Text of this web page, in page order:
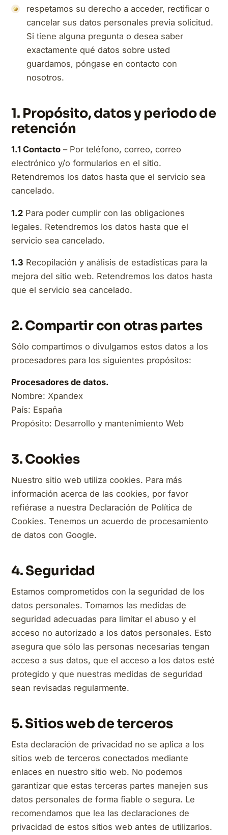
respetamos su derecho a acceder, rectificar o
cancelar sus datos personales previa solicitud.
Si tiene alguna pregunta o desea saber
exactamente qué datos sobre usted
guardamos, póngase en contacto con
nosotros.
1. Propósito, datos y periodo de
retención
1.1 Contacto – Por teléfono, correo, correo
electrónico y/o formularios en el sitio.
Retendremos los datos hasta que el servicio sea
cancelado.
1.2 Para poder cumplir con las obligaciones
legales. Retendremos los datos hasta que el
servicio sea cancelado.
1.3 Recopilación y análisis de estadísticas para la
mejora del sitio web. Retendremos los datos hasta
que el servicio sea cancelado.
2. Compartir con otras partes
Sólo compartimos o divulgamos estos datos a los
procesadores para los siguientes propósitos:
Procesadores de datos.
Nombre: Xpandex
País: España
Propósito: Desarrollo y mantenimiento Web
3. Cookies
Nuestro sitio web utiliza cookies. Para más
información acerca de las cookies, por favor
refiérase a nuestra Declaración de Política de
Cookies. Tenemos un acuerdo de procesamiento
de datos con Google.
4. Seguridad
Estamos comprometidos con la seguridad de los
datos personales. Tomamos las medidas de
seguridad adecuadas para limitar el abuso y el
acceso no autorizado a los datos personales. Esto
asegura que sólo las personas necesarias tengan
acceso a sus datos, que el acceso a los datos esté
protegido y que nuestras medidas de seguridad
sean revisadas regularmente.
5. Sitios web de terceros
Esta declaración de privacidad no se aplica a los
sitios web de terceros conectados mediante
enlaces en nuestro sitio web. No podemos
garantizar que estas terceras partes manejen sus
datos personales de forma fiable o segura. Le
recomendamos que lea las declaraciones de
privacidad de estos sitios web antes de utilizarlos.